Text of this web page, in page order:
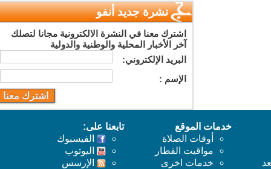
نشرة جديد أنفو
اشترك معنا في النشرة الالكترونية مجانا لتصلك
آخر الأخبار المحلية والوطنية والدولية
البريد اﻹلكتروني:
اﻹسم :
خدمات الموقع
أوقات الصلاة
مواقيت القطار
خدمات اخرى
تابعنا على:
الفيسبوك
اليوتوب
اﻹرسس